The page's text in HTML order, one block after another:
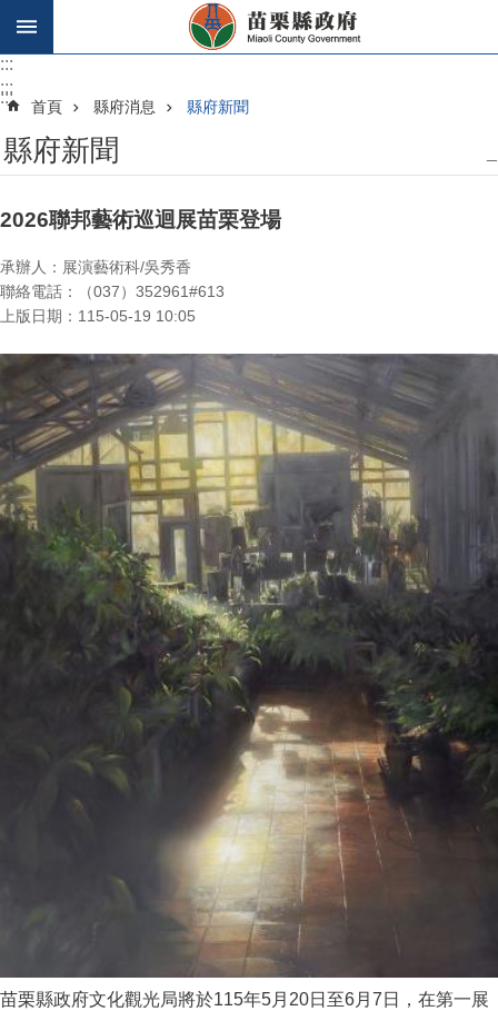
跳到主要內容區塊
:::
:::
::: 首頁 縣府消息 縣府新聞
縣府新聞
2026聯邦藝術巡迴展苗栗登場
承辦人：展演藝術科/吳秀香
聯絡電話：（037）352961#613
上版日期：115-05-19 10:05
苗栗縣政府文化觀光局將於115年5月20日至6月7日，在第一展